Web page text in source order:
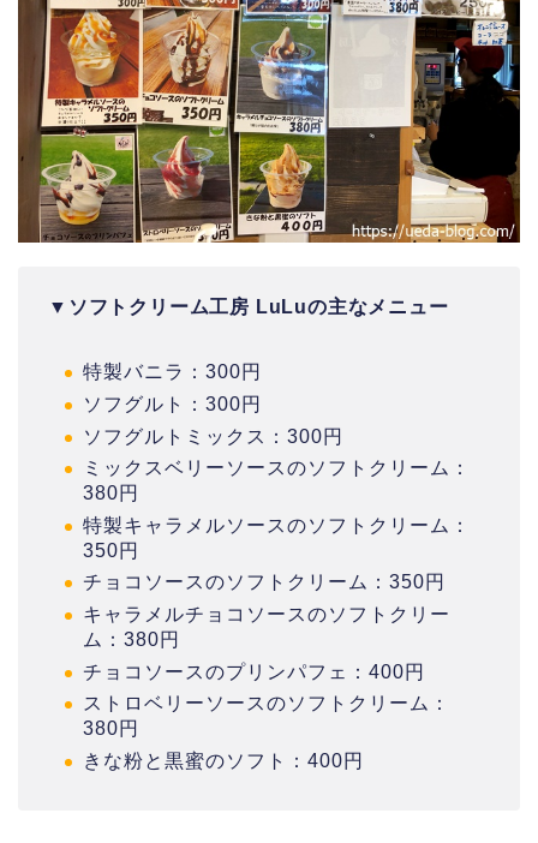
▼ ソフトクリーム工房 LuLuの主なメニュー
特製バニラ：300円
ソフグルト：300円
ソフグルトミックス：300円
ミックスベリーソースのソフトクリーム：
380円
特製キャラメルソースのソフトクリーム：
350円
チョコソースのソフトクリーム：350円
キャラメルチョコソースのソフトクリー
ム：380円
チョコソースのプリンパフェ：400円
ストロベリーソースのソフトクリーム：
380円
きな粉と黒蜜のソフト：400円